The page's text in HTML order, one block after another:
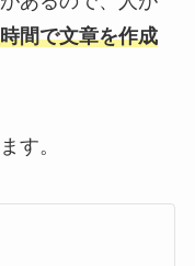
間で文章を作成
す。